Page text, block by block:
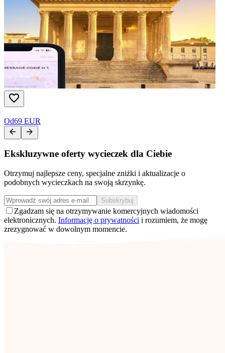
Od69 EUR
Ekskluzywne oferty wycieczek dla Ciebie
Otrzymuj najlepsze ceny, specjalne zniżki i aktualizacje o
podobnych wycieczkach na swoją skrzynkę.
Subskrybuj
Zgadzam się na otrzymywanie komercyjnych wiadomości
elektronicznych. Informację o prywatności i rozumiem, że mogę
zrezygnować w dowolnym momencie.